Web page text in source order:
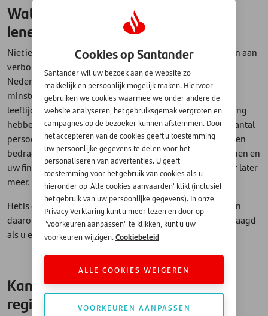
Wat zijn de voorwaarden voor het
lenen van geld?
Niet iedereen kan zomaar geld lenen, er zijn voorwaarden aan
verbonden die belangrijk zijn. U moet bijvoorbeeld in
Nederland wonen, over een vast inkomen beschikken,
minstens achttien jaar zijn, de lening vóór een bepaalde
leeftijd af kunnen lossen en een Nederlandse bankrekening
hebben. De kredietverstrekker kijkt daarnaast naar een aantal
persoonsgebonden factoren die de hoogte van het te lenen
bedrag mede bepalen, waarvan de hoogte van uw inkomen en
uw financiële lasten de belangrijkste zijn - maar daarover later
meer.
Het is ook belangrijk dat u alle gegevens kunt aantonen en
daarom worden er altijd bewijsdocumenten bij u opgevraagd
als u een leningaanvraag indient.
Kan ik geld lenen met een BKR-
registratie?
Cookies op Santander
Santander wil uw bezoek aan de website zo
makkelijk en persoonlijk mogelijk maken. Hiervoor
gebruiken we cookies waarmee we onder andere de
website analyseren, het gebruiksgemak vergroten en
campagnes op de bezoeker kunnen afstemmen. Door
het accepteren van de cookies geeft u toestemming
uw persoonlijke gegevens te delen voor het
personaliseren van advertenties. U geeft
toestemming voor het gebruik van cookies als u
hieronder op 'Alle cookies aanvaarden' klikt (inclusief
het gebruik van uw persoonlijke gegevens). In onze
Privacy Verklaring kunt u meer lezen en door op
"voorkeuren aanpassen" te klikken, kunt u uw
voorkeuren wijzigen.Cookiebeleid
ALLE COOKIES WEIGEREN
VOORKEUREN AANPASSEN